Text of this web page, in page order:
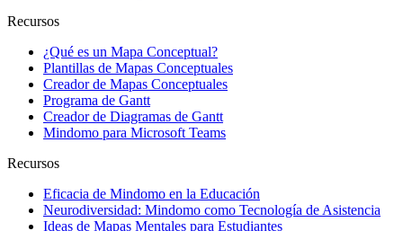
Recursos
¿Qué es un Mapa Conceptual?
Plantillas de Mapas Conceptuales
Creador de Mapas Conceptuales
Programa de Gantt
Creador de Diagramas de Gantt
Mindomo para Microsoft Teams
Recursos
Eficacia de Mindomo en la Educación
Neurodiversidad: Mindomo como Tecnología de Asistencia
Ideas de Mapas Mentales para Estudiantes